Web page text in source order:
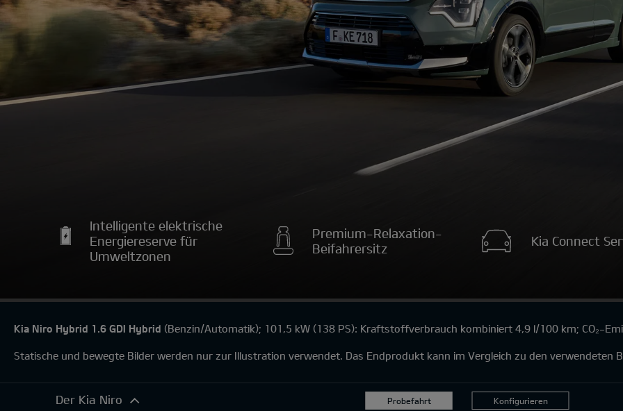
Intelligente elektrische
Energiereserve für
Umweltzonen
Premium-Relaxation-
Beifahrersitz
Kia Connect
Kia Niro Hybrid 1.6 GDI Hybrid (Benzin/Automatik); 101,5 kW (138 PS): Kraftstoffverbrauch kombiniert 4,9 l/100 km; CO₂-
Statische und bewegte Bilder werden nur zur Illustration verwendet. Das Endprodukt kann im Vergleich zu den verwendeten
Der Kia Niro Probefahrt Konfigurieren